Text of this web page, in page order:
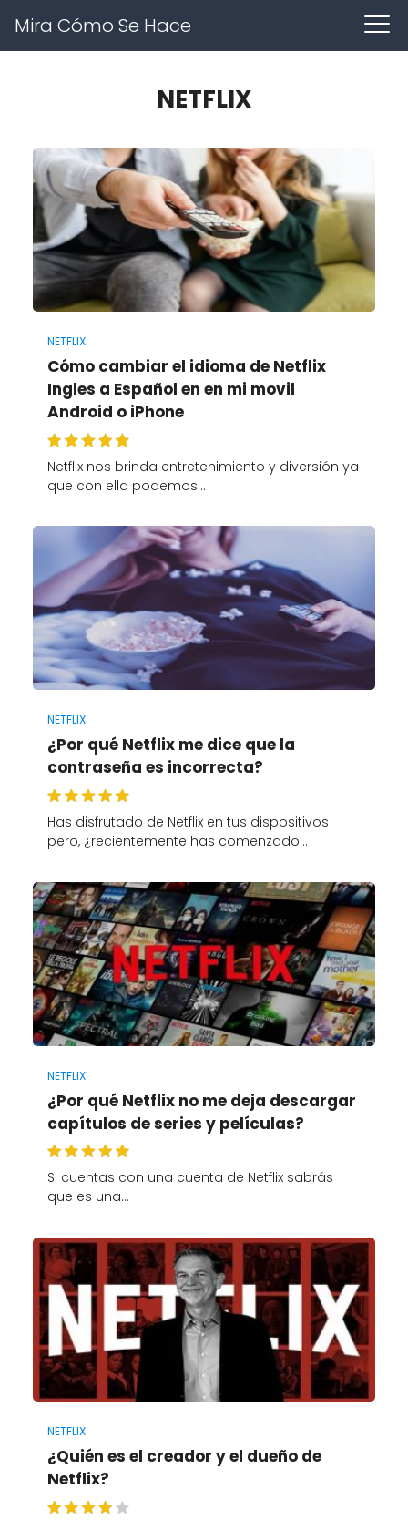
Mira Cómo Se Hace
NETFLIX
NETFLIX
Cómo cambiar el idioma de Netflix
Ingles a Español en en mi movil
Android o iPhone
Netflix nos brinda entretenimiento y diversión ya
que con ella podemos…
NETFLIX
¿Por qué Netflix me dice que la
contraseña es incorrecta?
Has disfrutado de Netflix en tus dispositivos
pero, ¿recientemente has comenzado…
NETFLIX
¿Por qué Netflix no me deja descargar
capítulos de series y películas?
Si cuentas con una cuenta de Netflix sabrás
que es una…
NETFLIX
¿Quién es el creador y el dueño de
Netflix?